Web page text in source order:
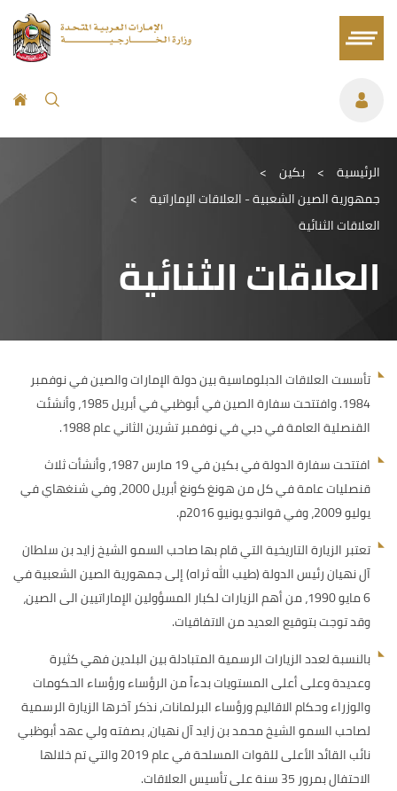
الرئيسية > بكين >
جمهورية الصين الشعبية - العلاقات الإماراتية >
العلاقات الثنائية
العلاقات الثنائية
تأسست العلاقات الدبلوماسية بين دولة الإمارات والصين في نوفمبر
1984. وافتتحت سفارة الصين في أبوظبي في أبريل 1985، وأنشئت
القنصلية العامة في دبي في نوفمبر تشرين الثاني عام 1988.
افتتحت سفارة الدولة في بكين في 19 مارس 1987، وأنشأت ثلاث
قنصليات عامة في كل من هونغ كونغ أبريل 2000، وفي شنغهاي في
يوليو 2009، وفي قوانجو يونيو 2016م.
تعتبر الزيارة التاريخية التي قام بها صاحب السمو الشيخ زايد بن سلطان
آل نهيان رئيس الدولة (طيب الله ثراه) إلى جمهورية الصين الشعبية في
6 مايو 1990، من أهم الزيارات لكبار المسؤولين الإماراتيين الى الصين،
وقد توجت بتوقيع العديد من الاتفاقيات.
بالنسبة لعدد الزيارات الرسمية المتبادلة بين البلدين فهي كثيرة
وعديدة وعلى أعلى المستويات بدءاً من الرؤساء ورؤساء الحكومات
والوزراء وحكام الاقاليم ورؤساء البرلمانات، نذكر آخرها الزيارة الرسمية
لصاحب السمو الشيخ محمد بن زايد آل نهيان، بصفته ولي عهد أبوظبي
نائب القائد الأعلى للقوات المسلحة في عام 2019 والتي تم خلالها
الاحتفال بمرور 35 سنة على تأسيس العلاقات.